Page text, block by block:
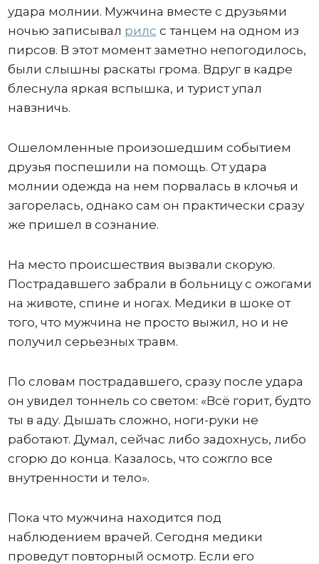
удара молнии. Мужчина вместе с друзьями
ночью записывал рилс с танцем на одном из
пирсов. В этот момент заметно непогодилось,
были слышны раскаты грома. Вдруг в кадре
блеснула яркая вспышка, и турист упал
навзничь.
Ошеломленные произошедшим событием
друзья поспешили на помощь. От удара
молнии одежда на нем порвалась в клочья и
загорелась, однако сам он практически сразу
же пришел в сознание.
На место происшествия вызвали скорую.
Пострадавшего забрали в больницу с ожогами
на животе, спине и ногах. Медики в шоке от
того, что мужчина не просто выжил, но и не
получил серьезных травм.
По словам пострадавшего, сразу после удара
он увидел тоннель со светом: «Всё горит, будто
ты в аду. Дышать сложно, ноги-руки не
работают. Думал, сейчас либо задохнусь, либо
сгорю до конца. Казалось, что сожгло все
внутренности и тело».
Пока что мужчина находится под
наблюдением врачей. Сегодня медики
проведут повторный осмотр. Если его